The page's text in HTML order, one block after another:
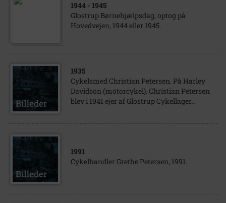
1944 - 1945
Glostrup Børnehjælpsdag, optog på
Hovedvejen, 1944 eller 1945.
1935
Cykelsmed Christian Petersen. På Harley
Davidson (motorcykel). Christian Petersen
blev i 1941 ejer af Glostrup Cykellager...
1991
Cykelhandler Grethe Petersen, 1991.